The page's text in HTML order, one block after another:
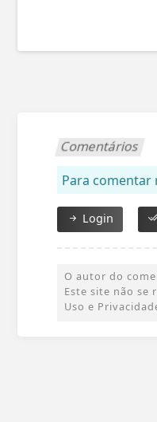
Comentários
Para comentar
Login
O autor do
Este site não se
Uso e